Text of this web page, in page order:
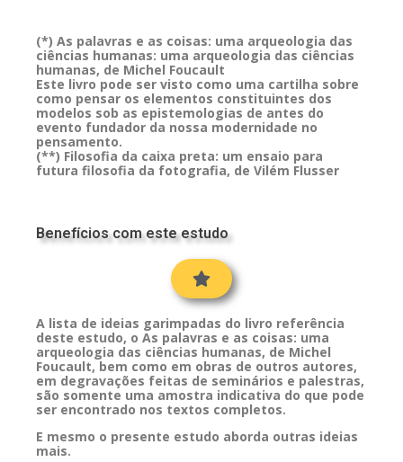
(*) As palavras e as coisas: uma arqueologia das
ciências humanas: uma arqueologia das ciências
humanas, de Michel Foucault
Este livro pode ser visto como uma cartilha sobre
como pensar os elementos constituintes dos
modelos sob as epistemologias de antes do
evento fundador da nossa modernidade no
pensamento.
(**) Filosofia da caixa preta: um ensaio para
futura filosofia da fotografia, de Vilém Flusser
Benefícios com este estudo
A lista de ideias garimpadas do livro referência
deste estudo, o As palavras e as coisas: uma
arqueologia das ciências humanas, de Michel
Foucault, bem como em obras de outros autores,
em degravações feitas de seminários e palestras,
são somente uma amostra indicativa do que pode
ser encontrado nos textos completos.
E mesmo o presente estudo aborda outras ideias
mais.